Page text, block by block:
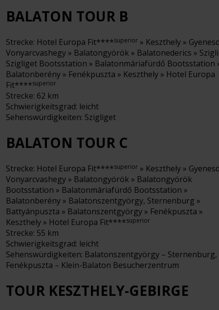
BALATON TOUR B
Strecke: Hotel Europa Fit****superior » Keszthely »
Vonyarcvashegy » Balatongyörök » Balatonederics »
Szigliget Bootsstation » Balatonmáriafürdő Bootsstation
Balatonberény » Fenékpuszta » Keszthely » Hotel Europa
Fit****superior
Strecke: 62 km
Schwierigkeitsgrad: leicht
Sehenswürdigkeiten: Szigliget
BALATON TOUR C
Strecke: Hotel Europa Fit****superior » Keszthely »
Vonyarcvashegy » Balatongyörök » Balatongyörök
Bootsstation » Balatonmáriafürdő Bootsstation »
Balatonberény » Balatonszentgyörgy, Sternenburg »
Battyánpuszta » Balatonszentgyörgy » Fenékpuszta »
Keszthely » Hotel Europa Fit****superior
Strecke: 55 km
Schwierigkeitsgrad: leicht
Sehenswürdigkeiten: Balatonszentgyörgy – Sternenburg,
Fenékpuszta – Klein-Balaton Besucherzentrum
TOUR KESZTHELY-GEBIRGE